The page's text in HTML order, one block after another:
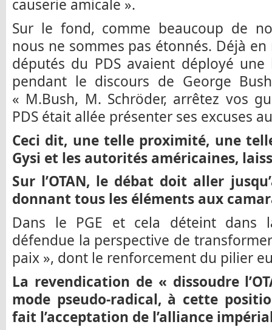
causerie amicale ».
Sur le fond, comme beaucoup de
nous ne sommes pas étonnés. Déjà
députés du PDS avaient déployé
pendant le discours de George
« M.Bush, M. Schröder, arrêtez vos
PDS était allée présenter ses excuses
Ceci dit, une telle proximité, une
Gysi et les autorités américaines,
Sur l’OTAN, le débat doit aller
donnant tous les éléments aux
Dans le PGE et cela déteint dans
défendue la perspective de
paix », dont le renforcement du pilier
La revendication de « dissoudre
mode pseudo-radical, à cette
fait l’acceptation de l’alliance